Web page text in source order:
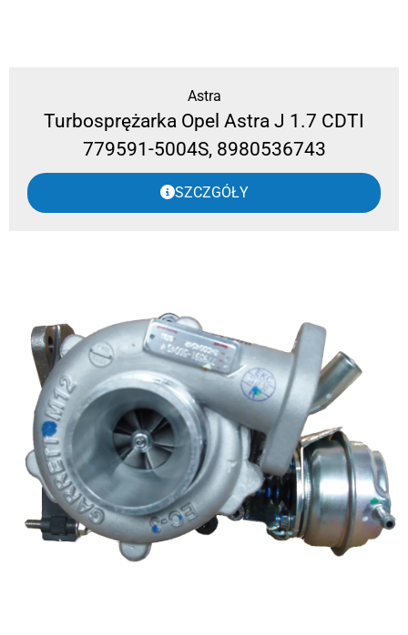
Astra
Turbosprężarka Opel Astra J 1.7 CDTI
779591-5004S, 8980536743
SZCZGÓŁY